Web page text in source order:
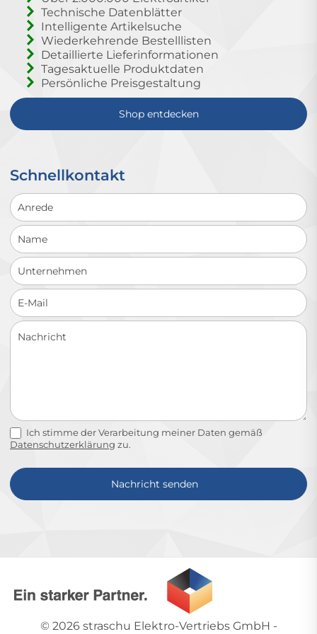
Technische Datenblätter
Intelligente Artikelsuche
Wiederkehrende Bestelllisten
Detaillierte Lieferinformationen
Tagesaktuelle Produktdaten
Persönliche Preisgestaltung
Shop entdecken
Schnellkontakt
Schnellkontakt
Ich stimme der Verarbeitung meiner Daten gemäß
Datenschutzerklärung zu.
Nachricht senden
© 2026 straschu Elektro-Vertriebs GmbH -